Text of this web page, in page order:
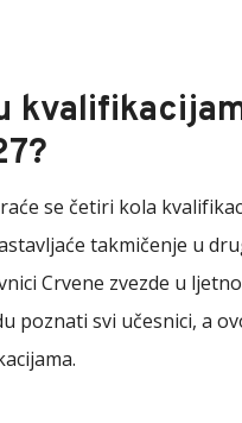
se četiri kola
takmičenje u
Crvene zvezde u
poznati svi učesnici, a